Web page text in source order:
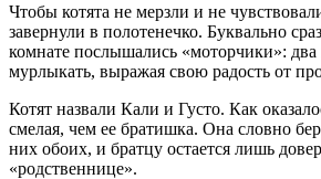
Чтобы котята не мерзли и не
завернули в полотенечко. Буквально
комнате послышались «моторчики»:
мурлыкать, выражая свою радость от
Котят назвали Кали и Густо. Как
смелая, чем ее братишка. Она словно
них обоих, и братцу остается лишь
«родственнице».